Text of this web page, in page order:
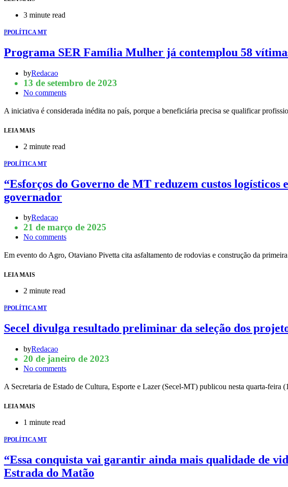
3 minute read
PPOLÍTICA MT
Programa SER Família Mulher já contemplou 58
byRedacao
13 de setembro de 2023
No comments
A iniciativa é considerada inédita no país, porque a beneficiária precisa se qualificar
LEIA MAIS
2 minute read
PPOLÍTICA MT
“Esforços do Governo de MT reduzem custos
governador
byRedacao
21 de março de 2025
No comments
Em evento do Agro, Otaviano Pivetta cita asfaltamento de rodovias e construção da
LEIA MAIS
2 minute read
PPOLÍTICA MT
Secel divulga resultado preliminar da seleção dos
byRedacao
20 de janeiro de 2023
No comments
A Secretaria de Estado de Cultura, Esporte e Lazer (Secel-MT) publicou nesta quarta-feira
LEIA MAIS
1 minute read
PPOLÍTICA MT
“Essa conquista vai garantir ainda mais qualidade de
Estrada do Matão